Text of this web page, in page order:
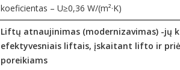
koeficientas – U≥0,36 W/(m²·K)
Liftų atnaujinimas (modernizavimas) -jų
efektyvesniais liftais, įskaitant lifto ir
poreikiams